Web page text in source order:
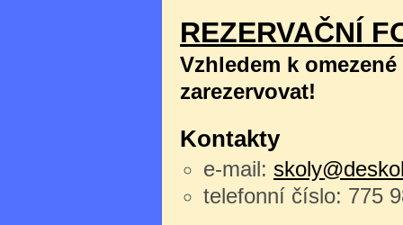
REZERVAČNÍ
Vzhledem k
zarezervovat!
Kontakty
e-mail:
telefonní číslo: 775